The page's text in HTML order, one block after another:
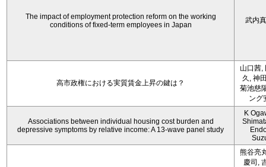
The impact of employment protection reform on the working
conditions of fixed-term employees in Japan
武内
高市政権における実質賃金上昇の鍵は？
山口茜,
久, 神
菊池慈
ング
Associations between individual housing cost burden and
depressive symptoms by relative income: A 13-wave panel study
K
熊谷亮
慶司,